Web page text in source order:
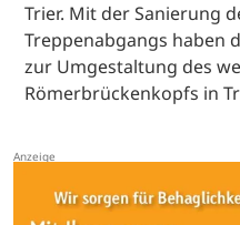
Trier. Mit der Sanierung
Treppenabgangs haben
zur Umgestaltung des
Römerbrückenkopfs in